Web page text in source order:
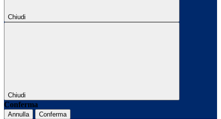
Chiudi
Chiudi
Conferma
Annulla Conferma